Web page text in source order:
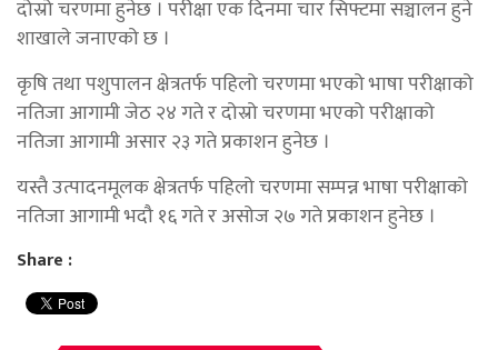
दोस्रो चरणमा हुनेछ । परीक्षा एक दिनमा चार सिफ्टमा सञ्चालन हुने
शाखाले जनाएको छ ।
कृषि तथा पशुपालन क्षेत्रतर्फ पहिलो चरणमा भएको भाषा परीक्षाको
नतिजा आगामी जेठ २४ गते र दोस्रो चरणमा भएको परीक्षाको
नतिजा आगामी असार २३ गते प्रकाशन हुनेछ ।
यस्तै उत्पादनमूलक क्षेत्रतर्फ पहिलो चरणमा सम्पन्न भाषा परीक्षाको
नतिजा आगामी भदौ १६ गते र असोज २७ गते प्रकाशन हुनेछ ।
Share :